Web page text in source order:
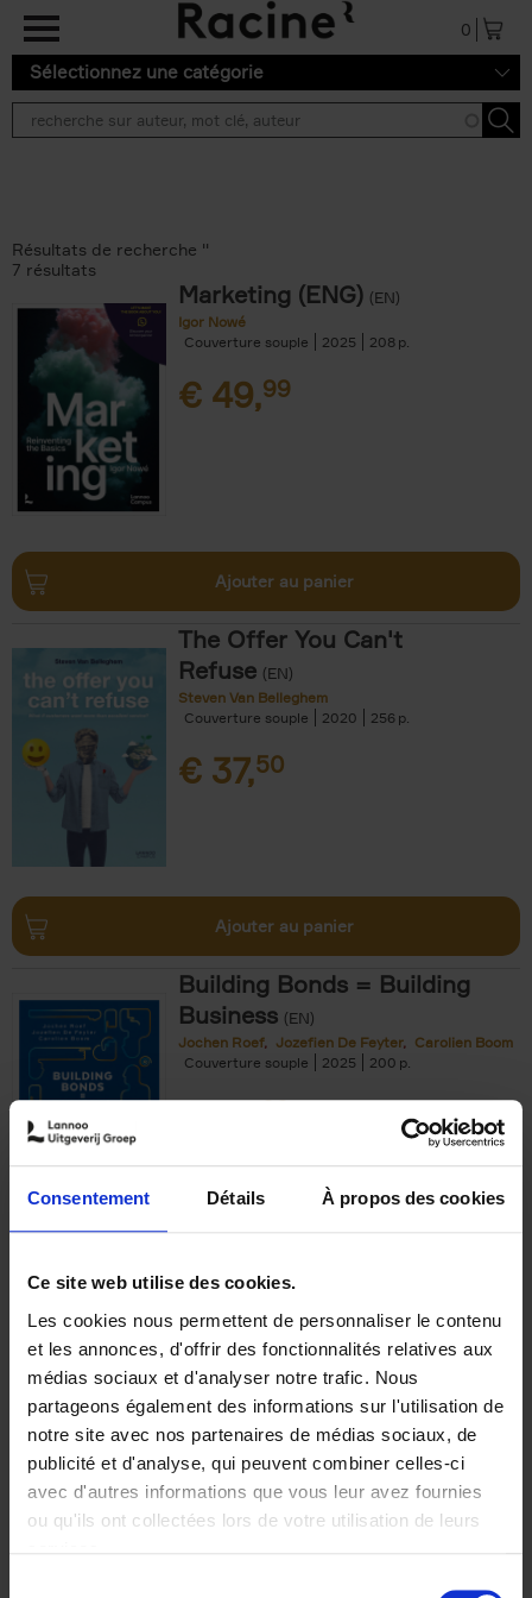
Consentement Détails À propos des cookies
Ce site web utilise des cookies.
Les cookies nous permettent de personnaliser le contenu
et les annonces, d'offrir des fonctionnalités relatives aux
médias sociaux et d'analyser notre trafic. Nous
partageons également des informations sur l'utilisation de
notre site avec nos partenaires de médias sociaux, de
publicité et d'analyse, qui peuvent combiner celles-ci
avec d'autres informations que vous leur avez fournies
ou qu'ils ont collectées lors de votre utilisation de leurs
Aller au contenu principal
0
Sélectionnez une catégorie
Résultats de recherche ''
7 résultats
Marketing (ENG) (EN)
Igor Nowé
Couverture souple
2025 208
€ 49,99
Ajouter au panier
The Offer You Can't
Refuse (EN)
Steven Van Belleghem
Couverture souple
2020 256
€ 37,50
Ajouter au panier
Building Bonds = Building
Business (EN)
Jochen Roef Jozefien De Feyter
Carolien Boom
Couverture souple
2025 200
€29,99
Optichannel Retail. Beyond
the Digital Hysteria
Gino Van Ossel
Autre finition
2019 350
€29,99